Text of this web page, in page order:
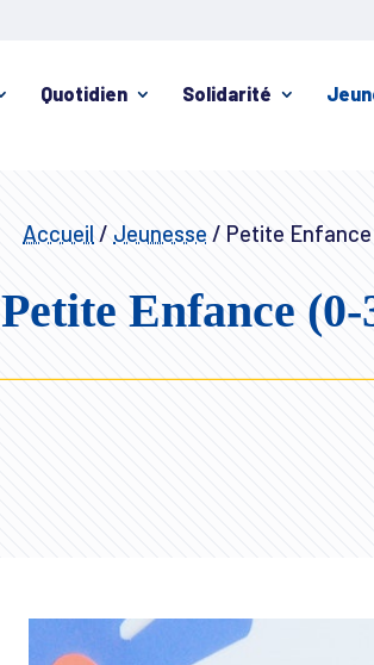
Quotidien Solidarité
Accueil / Jeunesse / Petite
Petite Enfance (0-